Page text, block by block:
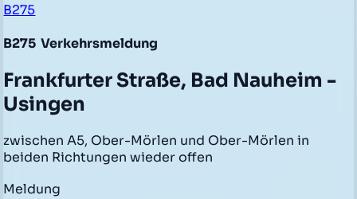
B275
B275 Verkehrsmeldung
Frankfurter Straße, Bad Nauheim -
Usingen
zwischen A5, Ober-Mörlen und Ober-Mörlen in
beiden Richtungen wieder offen
Meldung